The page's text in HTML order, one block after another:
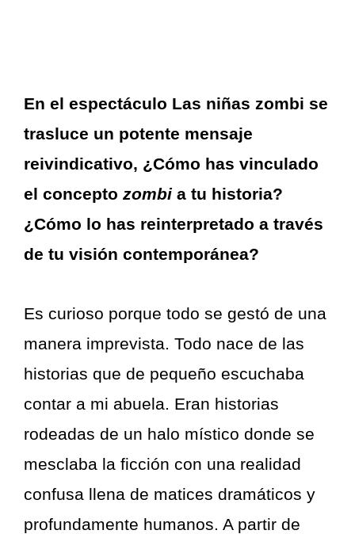
En el espectáculo Las niñas zombi se
trasluce un potente mensaje
reivindicativo, ¿Cómo has vinculado
el concepto zombi a tu historia?
¿Cómo lo has reinterpretado a través
de tu visión contemporánea?
Es curioso porque todo se gestó de una
manera imprevista. Todo nace de las
historias que de pequeño escuchaba
contar a mi abuela. Eran historias
rodeadas de un halo místico donde se
mesclaba la ficción con una realidad
confusa llena de matices dramáticos y
profundamente humanos. A partir de